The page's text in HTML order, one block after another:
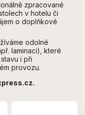
zpracované
v hotelu či
o doplňkové
odolné
laminaci), které
i při
provozu.